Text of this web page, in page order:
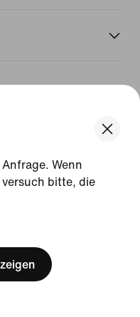
Wenn
bitte, die